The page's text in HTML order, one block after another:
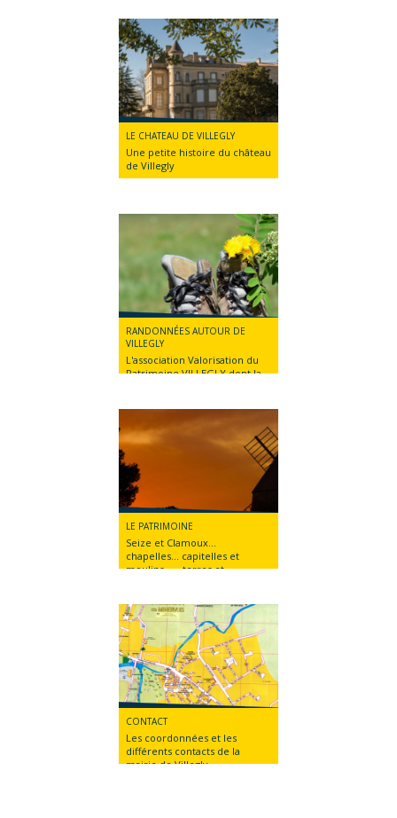
LE CHATEAU DE VILLEGLY
Une petite histoire du château
de Villegly
RANDONNÉES AUTOUR DE
VILLEGLY
L'association Valorisation du
Patrimoine VILLEGLY dont la
commencement du
printemps et en été, de belles
ballades autour de notre
village, vous pouvez les
emprunter à votre guise
pendant toute l'année, voir les
plans
LE PATRIMOINE
Seize et Clamoux...
chapelles... capitelles et
moulins.......terres et
splendeurs ornent notre cher
village dont le patrimoine
rural se dévoile et reste
authentique.
CONTACT
Les coordonnées et les
différents contacts de la
mairie de Villegly